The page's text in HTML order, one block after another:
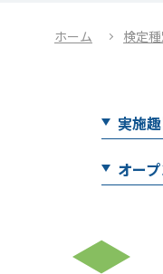
ホーム 検定
実施
オー